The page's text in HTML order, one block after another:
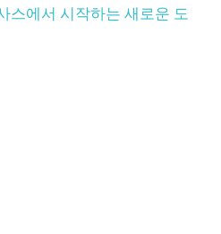
스에서 시작하는 새로운 도